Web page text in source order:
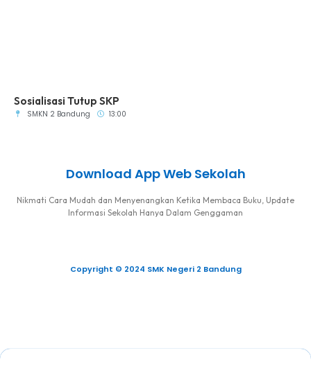
Sosialisasi Tutup SKP
SMKN 2 Bandung 13:00
Download App Web Sekolah
Nikmati Cara Mudah dan Menyenangkan Ketika Membaca Buku, Update
Informasi Sekolah Hanya Dalam Genggaman
Copyright © 2024 SMK Negeri 2 Bandung